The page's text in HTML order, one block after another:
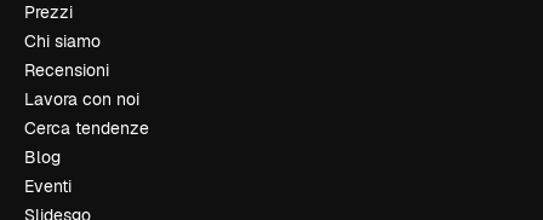
Prezzi
Chi siamo
Recensioni
Lavora con noi
Cerca tendenze
Blog
Eventi
Slidesgo